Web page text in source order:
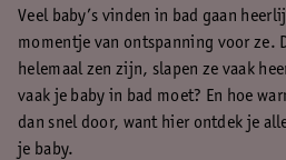
Veel baby’s vinden in bad gaan
momentje van ontspanning voor ze.
helemaal zen zijn, slapen ze vaak
vaak je baby in bad moet? En hoe
dan snel door, want hier ontdek je
je baby.